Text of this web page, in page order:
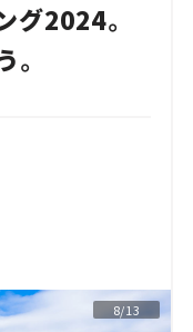
グ2024。
8/13